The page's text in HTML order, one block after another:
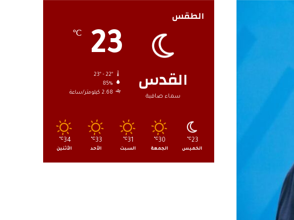
الطقس
القدس
سماء صافية
23
℃
23º - 22º
85%
2.68 كيلومتر/ساعة
23
℃
الخميس
30
℃
الجمعة
31
℃
السبت
33
℃
الأحد
34
℃
الأثنين